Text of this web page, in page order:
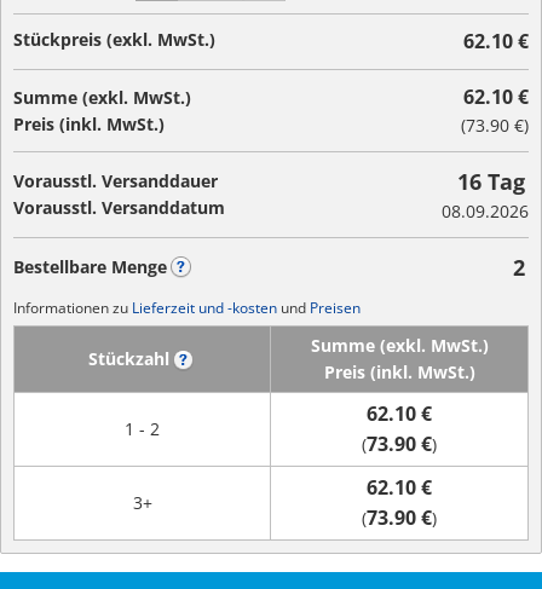
Stückpreis (exkl. MwSt.) 62.10 €
Summe (exkl. MwSt.)
Preis (inkl. MwSt.)
62.10 €
(73.90 €)
Vorausstl. Versanddauer
Vorausstl. Versanddatum
16 Tag
08.09.2026
Bestellbare Menge 2
Informationen zu Lieferzeit und -kosten und Preisen
Stückzahl
Summe (exkl. MwSt.)
Preis (inkl. MwSt.)
1 - 2
62.10 €
(73.90 €)
3+
62.10 €
(73.90 €)